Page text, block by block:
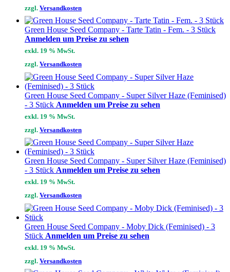
zzgl. Versandkosten
Green House Seed Company - Tarte Tatin - Fem. - 3 Stück
Anmelden um Preise zu sehen
exkl. 19 % MwSt.
zzgl. Versandkosten
Green House Seed Company - Super Silver Haze (Feminised)
- 3 Stück Anmelden um Preise zu sehen
exkl. 19 % MwSt.
zzgl. Versandkosten
Green House Seed Company - Super Silver Haze (Feminised)
- 3 Stück Anmelden um Preise zu sehen
exkl. 19 % MwSt.
zzgl. Versandkosten
Green House Seed Company - Moby Dick (Feminised) - 3
Stück Anmelden um Preise zu sehen
exkl. 19 % MwSt.
zzgl. Versandkosten